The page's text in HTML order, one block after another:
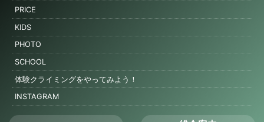
PRICE
KIDS
PHOTO
SCHOOL
体験クライミングをやってみよう！
INSTAGRAM